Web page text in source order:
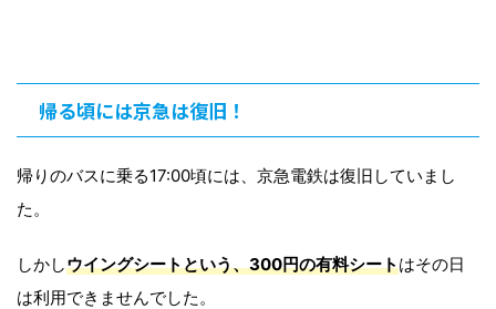
帰る頃には京急は復旧！
帰りのバスに乗る17:00頃には、京急電鉄は復旧していまし
た。
しかしウイングシートという、300円の有料シートはその日
は利用できませんでした。